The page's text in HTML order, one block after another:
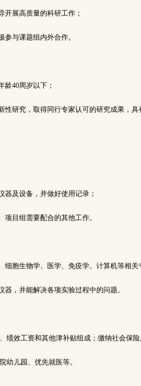
开展高质量的科研工作；
参与课题组内外合作。
龄40周岁以下；
性研究，取得同行专家认可的研究成果，
器及设备，并做好使用记录；
项目组需要配合的其他工作。
细胞生物学、医学、免疫学、计算机等相关
器，并能解决各项实验过程中的问题。
绩效工资和其他津补贴组成；缴纳社会保
幼儿园、优先就医等。